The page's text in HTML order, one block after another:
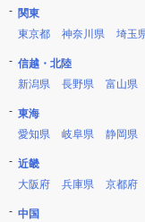
関東
東京都
神奈川県 埼玉
信越・北陸
新潟県
長野県 富山県
東海
愛知県
岐阜県 静岡県
近畿
大阪府
兵庫県 京都府
中国